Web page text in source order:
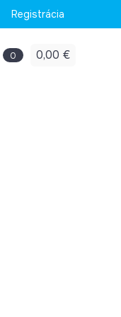
Registrácia
0 0,00 €